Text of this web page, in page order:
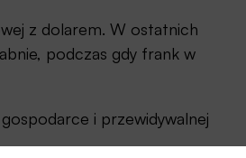
z dolarem. W ostatnich
podczas gdy frank w
i przewidywalnej